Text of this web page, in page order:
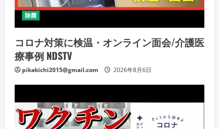
除菌
コロナ対策に検温・オンライン面会/介護医
療事例 NDSTV
pikakichi2015@gmail.com 2026年8月6日